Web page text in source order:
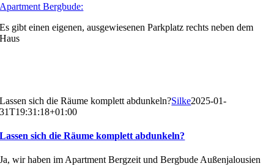
Apartment Bergbude:
Es gibt einen eigenen, ausgewiesenen Parkplatz rechts neben dem
Haus
Lassen sich die Räume komplett abdunkeln?Silke2025-01-
31T19:31:18+01:00
Lassen sich die Räume komplett abdunkeln?
Ja, wir haben im Apartment Bergzeit und Bergbude Außenjalousien